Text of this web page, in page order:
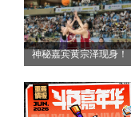
开启 打破年龄偏见重塑
无限可能
神秘嘉宾黄宗泽现身！
赛点燃“全民迎省运”热潮